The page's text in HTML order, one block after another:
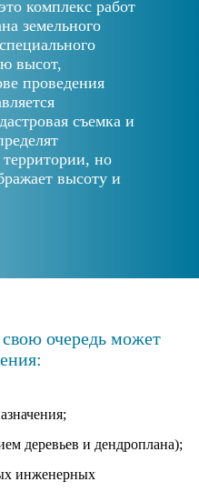
комплекс работ
земельного
высот,
проведения
съемка и
но
высоту и
очередь может
деревьев и дендроплана);
инженерных